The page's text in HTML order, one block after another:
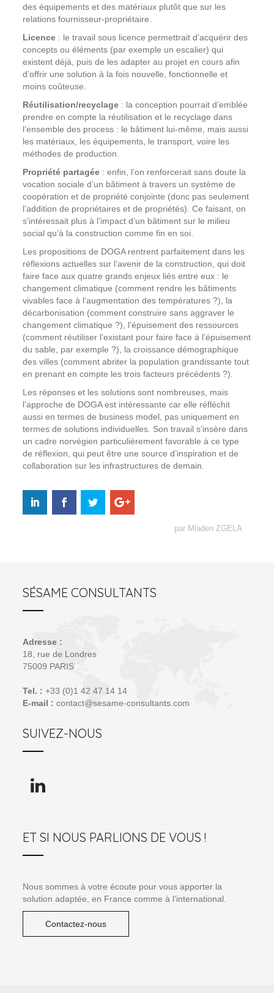
des équipements et des matériaux plutôt que sur les
relations fournisseur-propriétaire.
Licence : le travail sous licence permettrait d’acquérir des
concepts ou éléments (par exemple un escalier) qui
existent déjà, puis de les adapter au projet en cours afin
d’offrir une solution à la fois nouvelle, fonctionnelle et
moins coûteuse.
Réutilisation/recyclage : la conception pourrait d’emblée
prendre en compte la réutilisation et le recyclage dans
l’ensemble des process : le bâtiment lui-même, mais aussi
les matériaux, les équipements, le transport, voire les
méthodes de production.
Propriété partagée : enfin, l’on renforcerait sans doute la
vocation sociale d’un bâtiment à travers un système de
coopération et de propriété conjointe (donc pas seulement
l’addition de propriétaires et de propriétés). Ce faisant, on
s’intéressait plus à l’impact d’un bâtiment sur le milieu
social qu’à la construction comme fin en soi.
Les propositions de DOGA rentrent parfaitement dans les
réflexions actuelles sur l’avenir de la construction, qui doit
faire face aux quatre grands enjeux liés entre eux : le
changement climatique (comment rendre les bâtiments
vivables face à l’augmentation des températures ?), la
décarbonisation (comment construire sans aggraver le
changement climatique ?), l’épuisement des ressources
(comment réutiliser l’existant pour faire face à l’épuisement
du sable, par exemple ?), la croissance démographique
des villes (comment abriter la population grandissante tout
en prenant en compte les trois facteurs précédents ?).
Les réponses et les solutions sont nombreuses, mais
l’approche de DOGA est intéressante car elle réfléchit
aussi en termes de business model, pas uniquement en
termes de solutions individuelles. Son travail s’insère dans
un cadre norvégien particulièrement favorable à ce type
de réflexion, qui peut être une source d’inspiration et de
collaboration sur les infrastructures de demain.
par Mladen ZGELA
SÉSAME CONSULTANTS
Adresse :
18, rue de Londres
75009 PARIS
Tel. : +33 (0)1 42 47 14 14
E-mail : contact@sesame-consultants.com
SUIVEZ-NOUS
ET SI NOUS PARLIONS DE VOUS !
Nous sommes à votre écoute pour vous apporter la
solution adaptée, en France comme à l’international.
Contactez-nous